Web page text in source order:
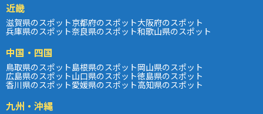
近畿
滋賀県のスポット京都府のスポット大阪府のスポット
兵庫県のスポット奈良県のスポット和歌山県のスポット
中国・四国
鳥取県のスポット島根県のスポット岡山県のスポット
広島県のスポット山口県のスポット徳島県のスポット
香川県のスポット愛媛県のスポット高知県のスポット
九州・沖縄